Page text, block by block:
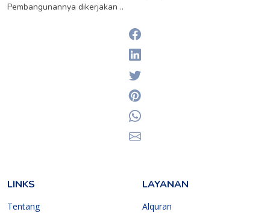
Pembangunannya dikerjakan ..
Linkedin
Twitter
Email
LINKS
Tentang
LAYANAN
Alquran